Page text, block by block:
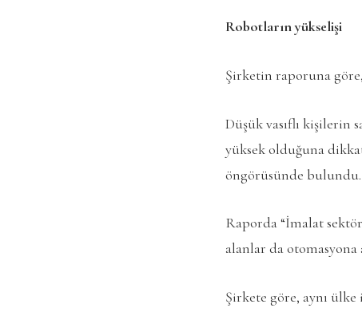
Robotların yükselişi
Şirketin raporuna
Düşük vasıflı kişilerin
yüksek olduğuna
öngörüsünde bulundu.
Raporda “İmalat
alanlar da otomasyona
Şirkete göre, aynı